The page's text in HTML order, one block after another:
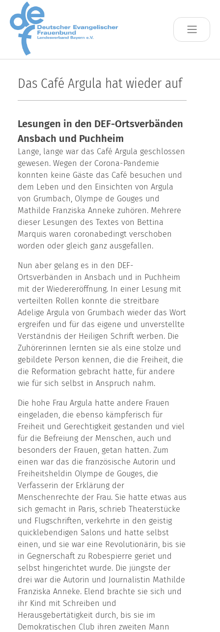
Skip to main content
Das Café Argula hat wieder auf
Lesungen in den DEF-Ortsverbänden
Ansbach und Puchheim
Lange, lange war das Café Argula geschlossen
gewesen. Wegen der Corona-Pandemie
konnten keine Gäste das Café besuchen und
dem Leben und den Einsichten von Argula
von Grumbach, Olympe de Gouges und
Mathilde Franziska Anneke zuhören. Mehrere
dieser Lesungen des Textes von Bettina
Marquis waren coronabedingt verschoben
worden oder gleich ganz ausgefallen.
Nun aber gelang es in den DEF-
Ortsverbänden in Ansbach und in Puchheim
mit der Wiedereröffnung. In einer Lesung mit
verteilten Rollen konnte die streitbare
Adelige Argula von Grumbach wieder das Wort
ergreifen und für das eigene und unverstellte
Verständnis der Heiligen Schrift werben. Die
Zuhörerinnen lernten sie als eine stolze und
gebildete Person kennen, die die Freiheit, die
die Reformation gebracht hatte, für andere
wie für sich selbst in Anspruch nahm.
Die hohe Frau Argula hatte andere Frauen
eingeladen, die ebenso kämpferisch für
Freiheit und Gerechtigkeit gestanden und viel
für die Befreiung der Menschen, auch und
besonders der Frauen, getan hatten. Zum
einen war das die französische Autorin und
Freiheitsheldin Olympe de Gouges, die
Verfasserin der Erklärung der
Menschenrechte der Frau. Sie hatte etwas aus
sich gemacht in Paris, schrieb Theaterstücke
und Flugschriften, verkehrte in den geistig
quicklebendigen Salons und hatte selbst
einen, und sie war eine Revolutionärin, bis sie
in Gegnerschaft zu Robespierre geriet und
selbst hingerichtet wurde. Die jüngste der
drei war die Autorin und Journalistin Mathilde
Franziska Anneke. Elend brachte sie sich und
ihr Kind mit Schreiben und
Herausgebertätigkeit durch, bis sie im
Demokratischen Club ihren zweiten Mann